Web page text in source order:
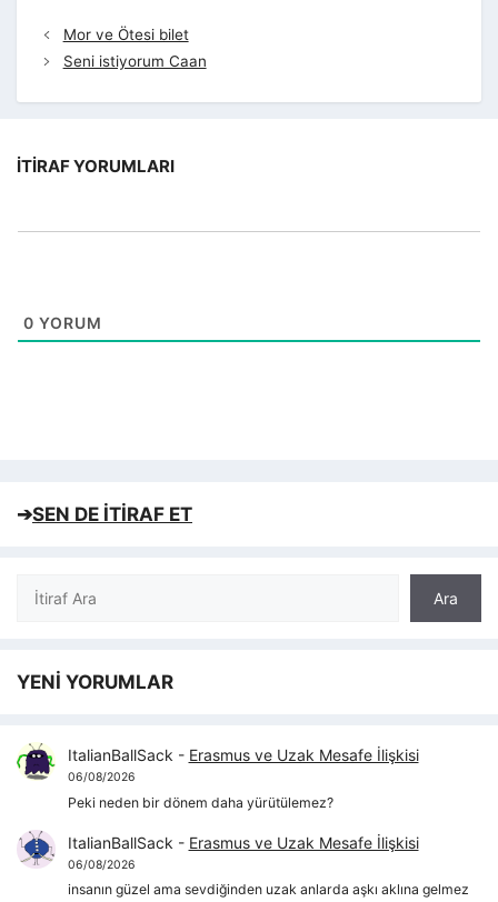
Mor ve Ötesi bilet
Seni istiyorum Caan
İTIRAF YORUMLARI
0 YORUM
➔SEN DE İTİRAF ET
Ara
Ara
YENİ YORUMLAR
ItalianBallSack - Erasmus ve Uzak Mesafe İlişkisi
06/08/2026
Peki neden bir dönem daha yürütülemez?
ItalianBallSack - Erasmus ve Uzak Mesafe İlişkisi
06/08/2026
insanın güzel ama sevdiğinden uzak anlarda aşkı aklına gelmez